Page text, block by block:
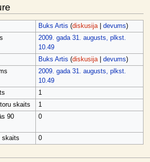
Buks Artis (diskusija| devums)
2009. gada 31. augusts, plkst.
10.49
Buks Artis (diskusija| devums)
2009. gada 31. augusts, plkst.
10.49
1
skaits
1
90
0
skaits 0